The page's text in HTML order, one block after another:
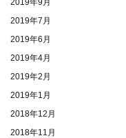
2019年9月
2019年7月
2019年6月
2019年4月
2019年2月
2019年1月
2018年12月
2018年11月